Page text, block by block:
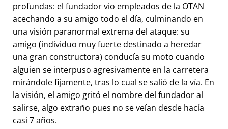
profundas: el fundador vio empleados de la OTAN
acechando a su amigo todo el día, culminando en
una visión paranormal extrema del ataque: su
amigo (individuo muy fuerte destinado a heredar
una gran constructora) conducía su moto cuando
alguien se interpuso agresivamente en la carretera
mirándole fijamente, tras lo cual se salió de la vía. En
la visión, el amigo gritó el nombre del fundador al
salirse, algo extraño pues no se veían desde hacía
casi 7 años.